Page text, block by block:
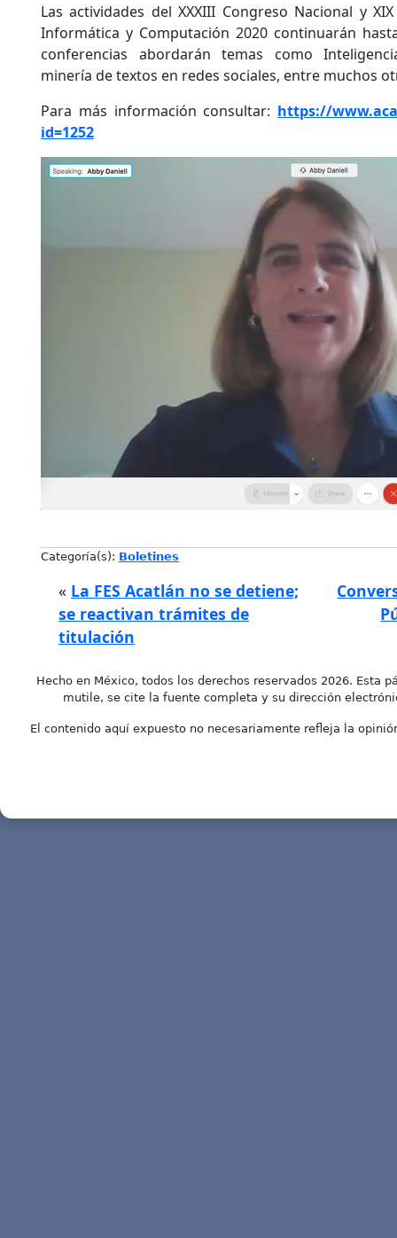
Las actividades del XXXIII Congreso Nacional y
Informática y Computación 2020 continuarán
conferencias abordarán temas como
minería de textos en redes sociales, entre muchos
Para más información consultar: https://
id=1252
Categoría(s): Boletines
« La FES Acatlán no se detiene;
se reactivan trámites de
titulación
Hecho en México, todos los derechos reservados 2026. Esta
mutile, se cite la fuente completa y su dirección
El contenido aquí expuesto no necesariamente refleja la